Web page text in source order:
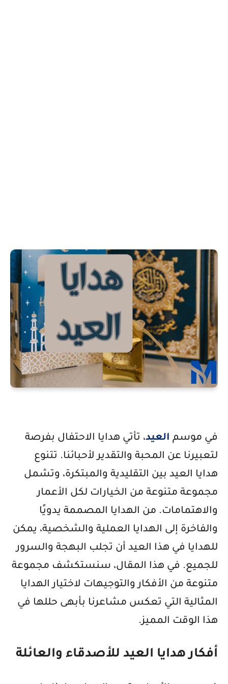
في موسم العيد، تأتي هدايا الاحتفال بفرصة
لتعبيرنا عن المحبة والتقدير لأحبائنا. تتنوع
هدايا العيد بين التقليدية والمبتكرة، وتشمل
مجموعة متنوعة من الخيارات لكل الأعمار
والاهتمامات. من الهدايا المصممة يدويًا
والفاخرة إلى الهدايا العملية والشخصية، يمكن
للهدايا في هذا العيد أن تجلب البهجة والسرور
للجميع. في هذا المقال، سنستكشف مجموعة
متنوعة من الأفكار والتوجيهات لاختيار الهدايا
المثالية التي تعكس مشاعرنا بأبهى حللها في
هذا الوقت المميز.
أفكار هدايا العيد للأصدقاء والعائلة